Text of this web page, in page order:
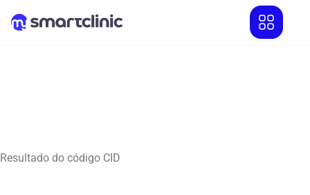
Resultado do código CID